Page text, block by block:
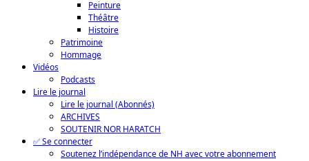
Peinture
Théâtre
Histoire
Patrimoine
Hommage
Vidéos
Podcasts
Lire le journal
Lire le journal (Abonnés)
ARCHIVES
SOUTENIR NOR HARATCH
✅ Se connecter
Soutenez l’indépendance de NH avec votre abonnement